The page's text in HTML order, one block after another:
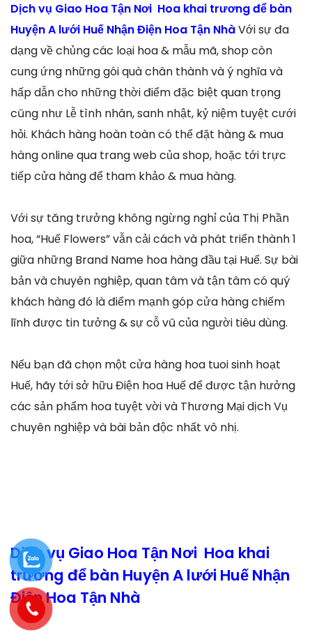
Dịch vụ Giao Hoa Tận Nơi Hoa khai trương để bàn
Huyện A lưới Huế Nhận Điện Hoa Tận NhàVới sự đa
dạng về chủng các loại hoa & mẫu mã, shop còn
cung ứng những gói quà chân thành và ý nghĩa và
hấp dẫn cho những thời điểm đặc biệt quan trọng
cũng như Lễ tình nhân, sanh nhật, kỷ niệm tuyệt cưới
hỏi. Khách hàng hoàn toàn có thể đặt hàng & mua
hàng online qua trang web của shop, hoặc tới trực
tiếp cửa hàng để tham khảo & mua hàng.
Với sự tăng trưởng không ngừng nghỉ của Thị Phần
hoa, “Huế Flowers” vẫn cải cách và phát triển thành 1
giữa những Brand Name hoa hàng đầu tại Huế. Sự bài
bản và chuyên nghiệp, quan tâm và tận tâm có quý
khách hàng đó là điểm mạnh góp cửa hàng chiếm
lĩnh được tin tưởng & sự cỗ vũ của người tiêu dùng.
Nếu bạn đã chọn một cửa hàng hoa tuoi sinh hoạt
Huế, hãy tới sở hữu Điện hoa Huế để được tận hưởng
các sản phẩm hoa tuyệt vời và Thương Mại dịch Vụ
chuyên nghiệp và bài bản độc nhất vô nhị.
Dịch vụ Giao Hoa Tận Nơi Hoa khai
trương để bàn Huyện A lưới Huế Nhận
Điện Hoa Tận Nhà